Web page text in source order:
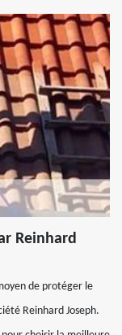
Reinhard
de protéger le
Reinhard Joseph.